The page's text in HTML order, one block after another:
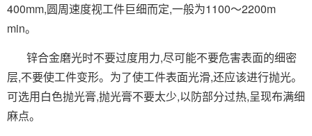
400mm,圆周速度视工件巨细而定,一般为1100～2200m
min。
锌合金磨光时不要过度用力,尽可能不要危害表面的细密
层,不要使工件变形。为了使工件表面光滑,还应该进行抛光。
可选用白色抛光膏,抛光膏不要太少,以防部分过热,呈现布满细
麻点。